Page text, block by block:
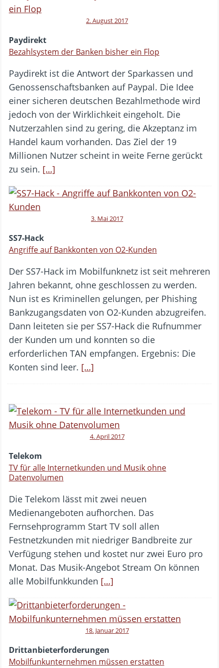
2. August 2017
Paydirekt
Bezahlsystem der Banken bisher ein Flop
Paydirekt ist die Antwort der Sparkassen und
Genossenschaftsbanken auf Paypal. Die Idee
einer sicheren deutschen Bezahlmethode wird
jedoch von der Wirklichkeit eingeholt. Die
Nutzerzahlen sind zu gering, die Akzeptanz im
Handel kaum vorhanden. Das Ziel der 19
Millionen Nutzer scheint in weite Ferne gerückt
zu sein. […]
3. Mai 2017
SS7-Hack
Angriffe auf Bankkonten von O2-Kunden
Der SS7-Hack im Mobilfunknetz ist seit mehreren
Jahren bekannt, ohne geschlossen zu werden.
Nun ist es Kriminellen gelungen, per Phishing
Bankzugangsdaten von O2-Kunden abzugreifen.
Dann leiteten sie per SS7-Hack die Rufnummer
der Kunden um und konnten so die
erforderlichen TAN empfangen. Ergebnis: Die
Konten sind leer. […]
4. April 2017
Telekom
TV für alle Internetkunden und Musik ohne
Datenvolumen
Die Telekom lässt mit zwei neuen
Medienangeboten aufhorchen. Das
Fernsehprogramm Start TV soll allen
Festnetzkunden mit niedriger Bandbreite zur
Verfügung stehen und kostet nur zwei Euro pro
Monat. Das Musik-Angebot Stream On können
alle Mobilfunkkunden […]
18. Januar 2017
Drittanbieterforderungen
Mobilfunkunternehmen müssen erstatten